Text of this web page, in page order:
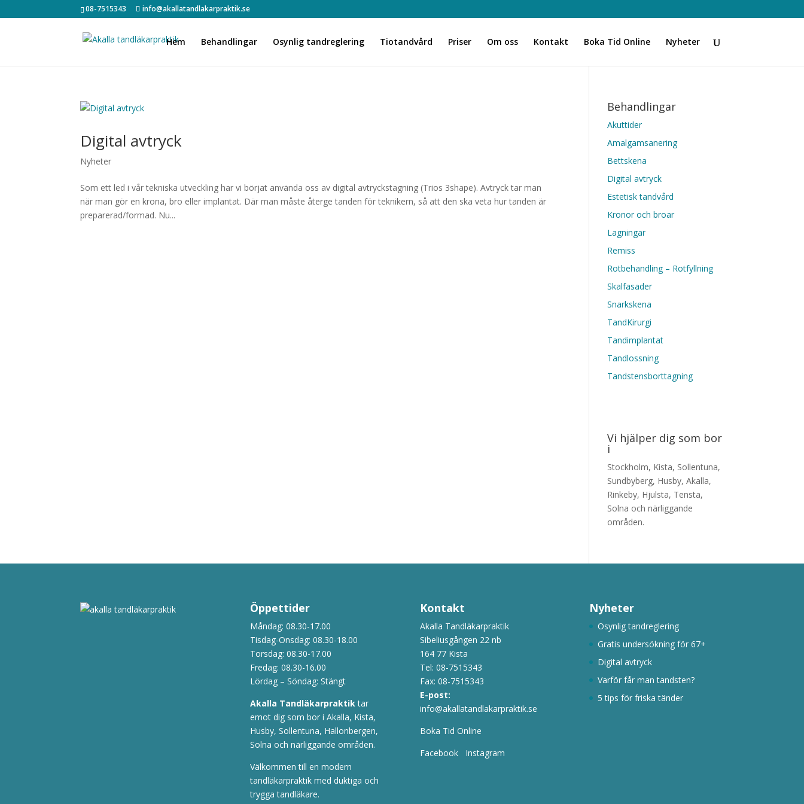
08-7515343 info@akallatandlakarpraktik.se
Hem Behandlingar Osynlig tandreglering Tiotandvård Priser Om oss Kontakt Boka Tid Online Nyheter
Digital avtryck
Nyheter
Som ett led i vår tekniska utveckling har vi börjat använda oss av digital avtryckstagning (Trios 3shape). Avtryck tar man
när man gör en krona, bro eller implantat. Där man måste återge tanden för teknikern, så att den ska veta hur tanden är
preparerad/formad. Nu...
Behandlingar
Akuttider
Amalgamsanering
Bettskena
Digital avtryck
Estetisk tandvård
Kronor och broar
Lagningar
Remiss
Rotbehandling – Rotfyllning
Skalfasader
Snarkskena
TandKirurgi
Tandimplantat
Tandlossning
Tandstensborttagning
Vi hjälper dig som bor
i
Stockholm, Kista, Sollentuna,
Sundbyberg, Husby, Akalla,
Rinkeby, Hjulsta, Tensta,
Solna och närliggande
områden.
Öppettider
Måndag: 08.30-17.00
Tisdag-Onsdag: 08.30-18.00
Torsdag: 08.30-17.00
Fredag: 08.30-16.00
Lördag – Söndag: Stängt
Akalla Tandläkarpraktik tar
emot dig som bor i Akalla, Kista,
Husby, Sollentuna, Hallonbergen,
Solna och närliggande områden.
Välkommen till en modern
tandläkarpraktik med duktiga och
trygga tandläkare.
Kontakt
Akalla Tandläkarpraktik
Sibeliusgången 22 nb
164 77 Kista
Tel: 08-7515343
Fax: 08-7515343
E-post:
info@akallatandlakarpraktik.se
Boka Tid Online
Facebook
Instagram
Nyheter
Osynlig tandreglering
Gratis undersökning för 67+
Digital avtryck
Varför får man tandsten?
5 tips för friska tänder